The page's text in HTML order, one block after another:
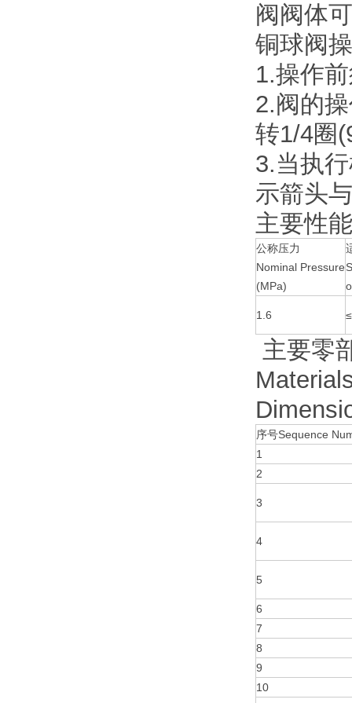
阀阀体
铜球阀
1.操作
2.阀的
转1/4圈
3.当执
示箭头
主要性
公称压力
Nominal Pressure
(MPa)
1.6
主要零
序号Sequence
1
2
3
4
5
6
7
8
9
10